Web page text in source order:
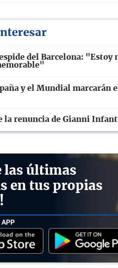
del Barcelona: "Estoy
y el Mundial marcarán
la renuncia de Gianni
las últimas
en tus propias
APP